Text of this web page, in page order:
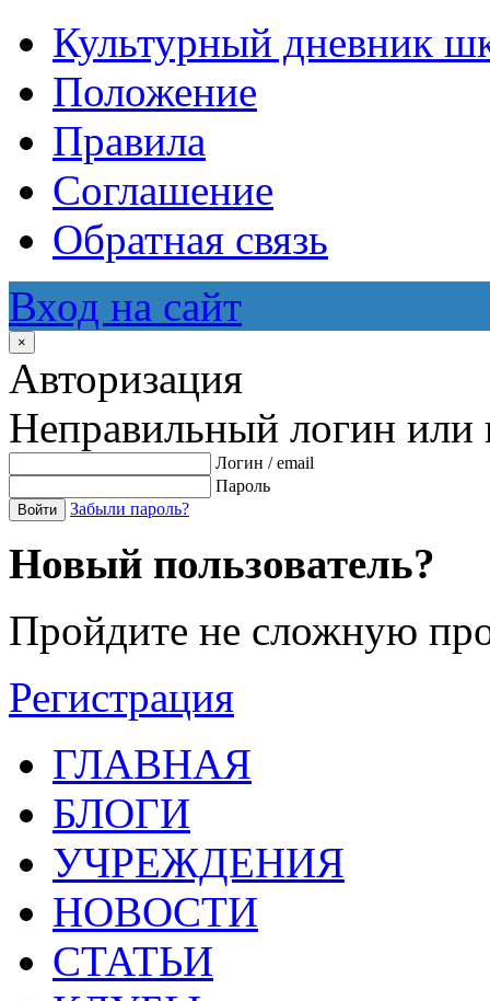
Культурный дневник
Положение
Правила
Соглашение
Обратная связь
Вход на сайт
×
Авторизация
Неправильный логин или
Логин / email
Пароль
Войти Забыли пароль?
Новый пользователь?
Пройдите не сложную
Регистрация
ГЛАВНАЯ
БЛОГИ
УЧРЕЖДЕНИЯ
НОВОСТИ
СТАТЬИ